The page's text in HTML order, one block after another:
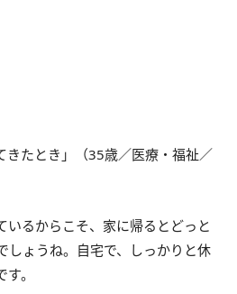
きたとき」（35歳／医療・福祉／
いるからこそ、家に帰るとどっと
しょうね。自宅で、しっかりと休
。